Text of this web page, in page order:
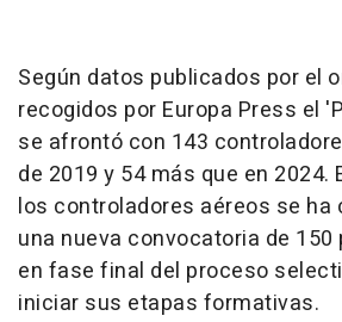
Según datos publicados por el
recogidos por Europa Press el
se afrontó con 143
de 2019 y 54 más que en 2024.
los controladores aéreos se ha
una nueva convocatoria de
en fase final del proceso
iniciar sus etapas formativas.